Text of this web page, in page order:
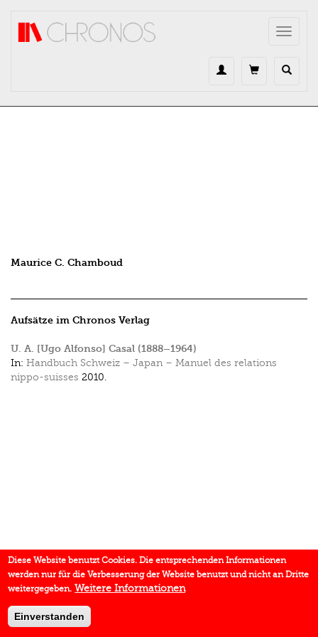
Toggle
Maurice C. Chamboud
Aufsätze im Chronos Verlag
U. A. [Ugo Alfonso] Casal (1888–1964)
In: Handbuch Schweiz – Japan – Manuel des relations
nippo-suisses 2010.
Diese Website benutzt Cookies. Die entsprechenden Informationen
werden nur für die Verbesserung der Website benutzt und nicht an Dritte
weitergegeben. Weitere Informationen
Einverstanden